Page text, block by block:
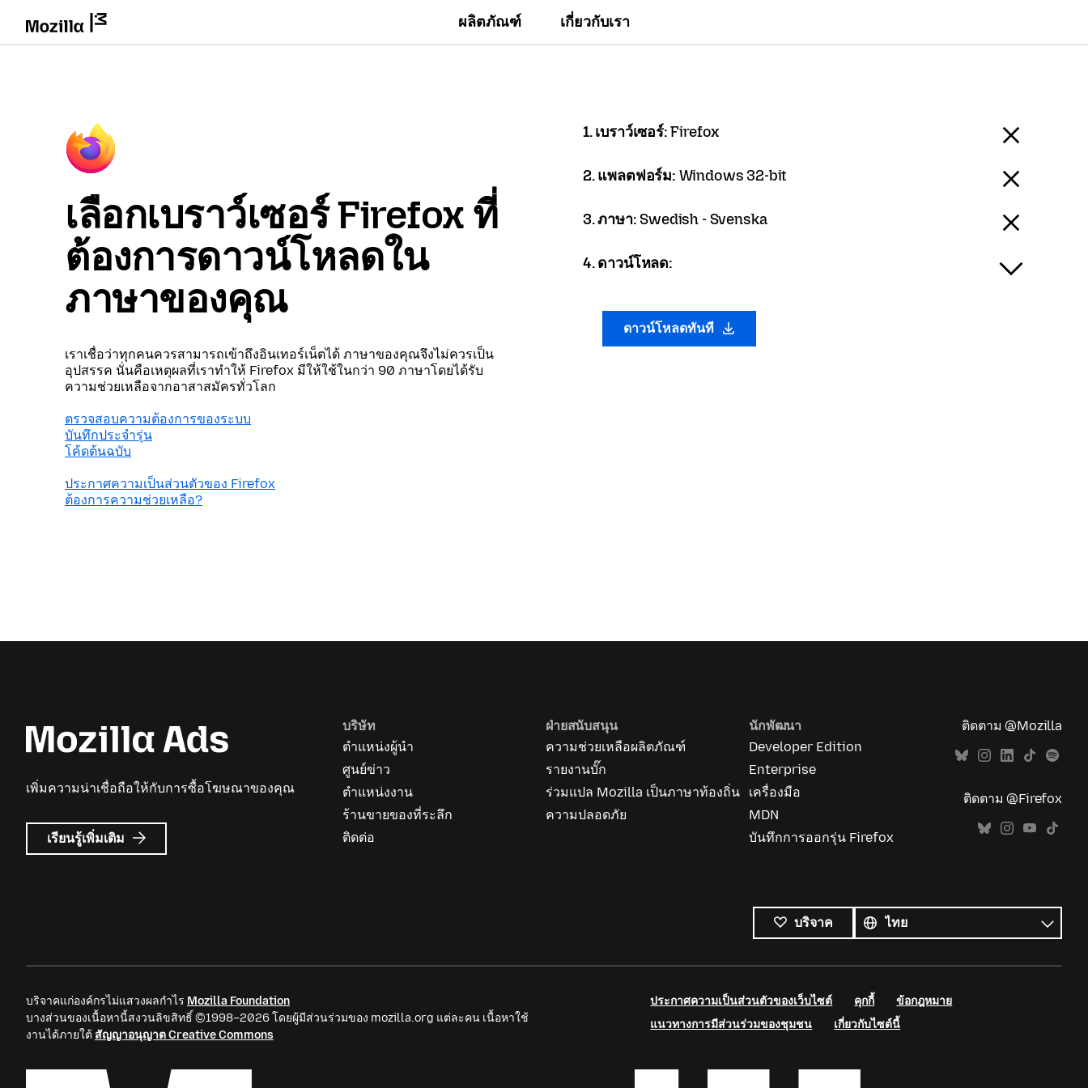
ผลิตภัณฑ์ เกี่ยวกับเรา
เลือกเบราว์เซอร์ Firefox ที่
ต้องการดาวน์โหลดใน
ภาษาของคุณ
เราเชื่อว่าทุกคนควรสามารถเข้าถึงอินเทอร์เน็ตได้ ภาษาของคุณจึงไม่ควรเป็น
อุปสรรค นั่นคือเหตุผลที่เราทำให้ Firefox มีให้ใช้ในกว่า 90 ภาษาโดยได้รับ
ความช่วยเหลือจากอาสาสมัครทั่วโลก
ตรวจสอบความต้องการของระบบ
บันทึกประจำรุ่น
โค้ดต้นฉบับ
ประกาศความเป็นส่วนตัวของ Firefox
ต้องการความช่วยเหลือ?
1. เบราว์เซอร์:Firefox
2. แพลตฟอร์ม: Windows 32-bit
3. ภาษา: Swedish - Svenska
4. ดาวน์โหลด:
ดาวน์โหลดทันที
เพิ่มความน่าเชื่อถือให้กับการซื้อโฆษณาของคุณ
เรียนรู้เพิ่มเติม เกี่ยว
กับ
บริษัท
ตำแหน่งผู้นำ
ศูนย์ข่าว
ตำแหน่งงาน
ร้านขายของที่ระลึก
ติดต่อ
ฝ่ายสนับสนุน
ความช่วยเหลือผลิตภัณฑ์
รายงานบั๊ก
ร่วมแปล Mozilla เป็นภาษาท้องถิ่น
ความปลอดภัย
นักพัฒนา
Developer Edition
Enterprise
เครื่องมือ
MDN
บันทึกการออกรุ่น Firefox
ติดตาม @Mozilla
ติดตาม @Firefox
บริจาค
ทั้งหมด
ภาษา
บริจาคแก่องค์กรไม่แสวงผลกำไร Mozilla Foundation
บางส่วนของเนื้อหานี้สงวนลิขสิทธิ์ ©1998–2026 โดยผู้มีส่วนร่วมของ mozilla.org แต่ละคน เนื้อหาใช้
งานได้ภายใต้ สัญญาอนุญาต Creative Commons
ประกาศความเป็นส่วนตัวของเว็บไซต์ คุกกี้
ข้อกฎหมาย
แนวทางการมีส่วนร่วมของชุมชน
เกี่ยวกับไซต์นี้